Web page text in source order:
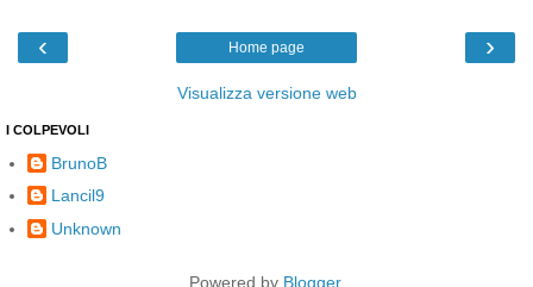
‹ ›
Home page
Visualizza versione web
I COLPEVOLI
BrunoB
Lancil9
Unknown
Powered by Blogger.